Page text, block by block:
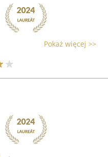
Pokaż więcej >>